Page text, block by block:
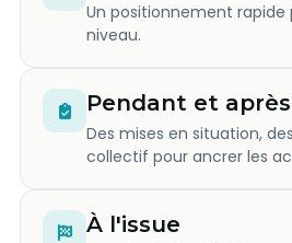
Un positionnement rapide
niveau.
Pendant et après
Des mises en situation,
collectif pour ancrer les
À l'issue